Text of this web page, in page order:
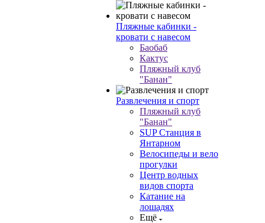
Пляжные кабинки -
кровати с навесом
Баобаб
Кактус
Пляжный клуб
"Банан"
Развлечения и спорт
Пляжный клуб
"Банан"
SUP Станция в
Янтарном
Велосипеды и вело
прогулки
Центр водных
видов спорта
Катание на
лошадях
Ещё